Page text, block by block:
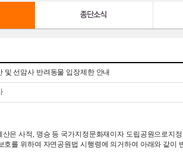
및 선암사 반려동물 입장제한 안내
은 사적, 명승 등 국가지정문화재이자 도립공원으로지
호를 위하여 자연공원법 시행령에 의거하여 아래와 같